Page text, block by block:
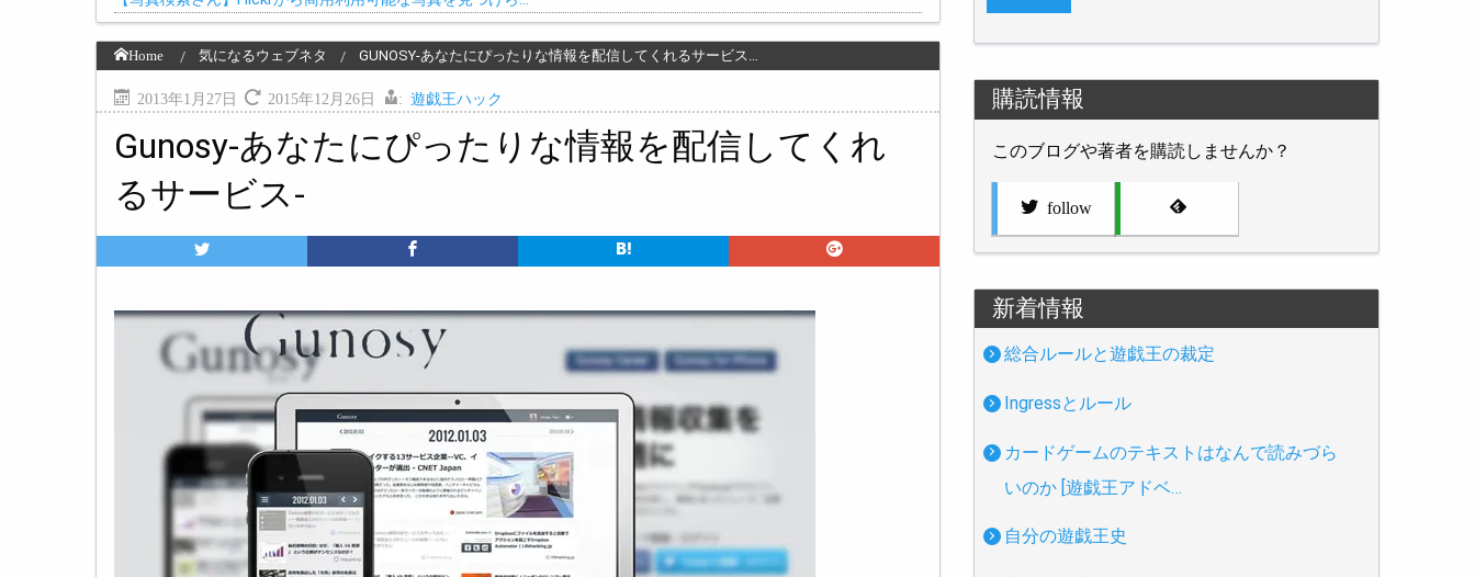
Home 気になるウェブネタ GUNOSY-あなたにぴったりな情報を配信してくれるサービス…
2013年1月27日 2015年12月26日 : 遊戯王ハック
Gunosy-あなたにぴったりな情報を配信してくれ
るサービス-
購読情報
このブログや著者を購読しませんか？
follow
新着情報
総合ルールと遊戯王の裁定
Ingressとルール
カードゲームのテキストはなんで読みづら
いのか [遊戯王アドベ…
自分の遊戯王史